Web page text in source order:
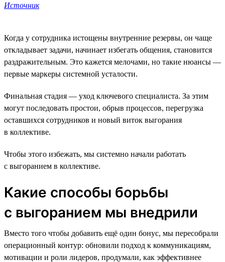
Источник
Когда у сотрудника истощены внутренние резервы, он чаще
откладывает задачи, начинает избегать общения, становится
раздражительным. Это кажется мелочами, но такие нюансы —
первые маркеры системной усталости.
Финальная стадия — уход ключевого специалиста. За этим
могут последовать простои, обрыв процессов, перегрузка
оставшихся сотрудников и новый виток выгорания
в коллективе.
Чтобы этого избежать, мы системно начали работать
с выгоранием в коллективе.
Какие способы борьбы
с выгоранием мы внедрили
Вместо того чтобы добавить ещё один бонус, мы пересобрали
операционный контур: обновили подход к коммуникациям,
мотивации и роли лидеров, продумали, как эффективнее